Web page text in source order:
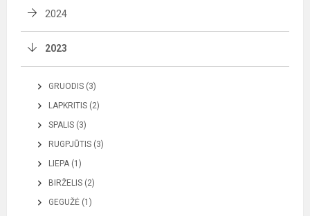
2024
2023
GRUODIS (3)
LAPKRITIS (2)
SPALIS (3)
RUGPJŪTIS (3)
LIEPA (1)
BIRŽELIS (2)
GEGUŽĖ (1)